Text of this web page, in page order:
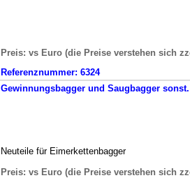
Preis: vs Euro (die Preise verstehen sich
Referenznummer: 6324
Gewinnungsbagger und Saugbagger
Neuteile für Eimerkettenbagger
Preis: vs Euro (die Preise verstehen sich